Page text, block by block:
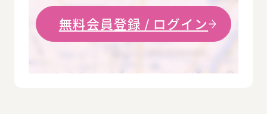
無料会員登録 / ログイン